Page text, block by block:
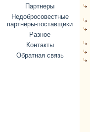
Партнеры
Недобросовестные
партнёры-поставщики
Разное
Контакты
Обратная связь